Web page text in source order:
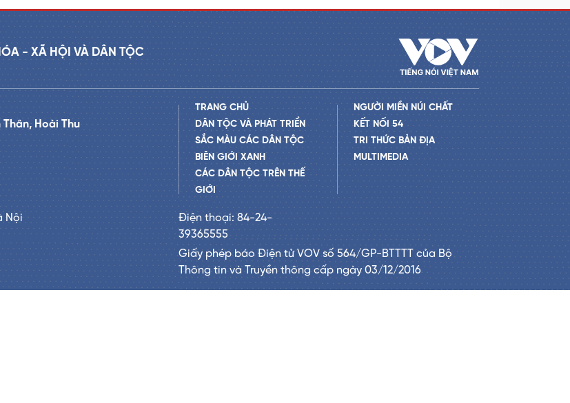
- XÃ HỘI VÀ DÂN TỘC
Hoài Thu
TRANG CHỦ
DÂN TỘC VÀ PHÁT TRIỂN
SẮC MÀU CÁC DÂN TỘC
BIÊN GIỚI XANH
CÁC DÂN TỘC TRÊN THẾ
GIỚI
NGƯỜI MIỀN NÚI CHẤT
KẾT NỐI 54
TRI THỨC BẢN ĐỊA
MULTIMEDIA
Nội
Điện thoại: 84-24-
39365555
Giấy phép báo Điện tử VOV số 564/GP-BTTTT của Bộ
Thông tin và Truyền thông cấp ngày 03/12/2016